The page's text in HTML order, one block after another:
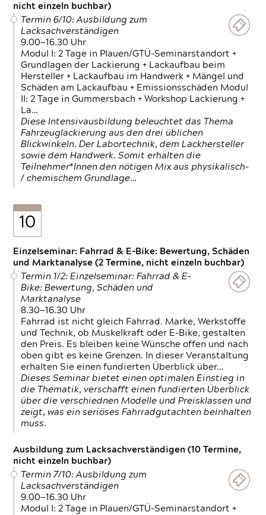
nicht einzeln buchbar)
Termin 6/10: Ausbildung zum
Lacksachverständigen
9.00—16.30 Uhr
Modul I: 2 Tage in Plauen/GTÜ-Seminarstandort +
Grundlagen der Lackierung + Lackaufbau beim
Hersteller + Lackaufbau im Handwerk + Mängel und
Schäden am Lackaufbau + Emissionsschäden Modul
II: 2 Tage in Gummersbach + Workshop Lackierung +
La…
Diese Intensivausbildung beleuchtet das Thema
Fahrzeuglackierung aus den drei üblichen
Blickwinkeln. Der Labortechnik, dem Lackhersteller
sowie dem Handwerk. Somit erhalten die
Teilnehmer*Innen den nötigen Mix aus physikalisch-
/ chemischem Grundlage…
10
Einzelseminar: Fahrrad & E-Bike: Bewertung, Schäden
und Marktanalyse (2 Termine, nicht einzeln buchbar)
Termin 1/2: Einzelseminar: Fahrrad & E-
Bike: Bewertung, Schäden und
Marktanalyse
8.30—16.30 Uhr
Fahrrad ist nicht gleich Fahrrad. Marke, Werkstoffe
und Technik, ob Muskelkraft oder E-Bike, gestalten
den Preis. Es bleiben keine Wünsche offen und nach
oben gibt es keine Grenzen. In dieser Veranstaltung
erhalten Sie einen fundierten Überblick über…
Dieses Seminar bietet einen optimalen Einstieg in
die Thematik, verschafft einen fundierten Überblick
über die verschiednen Modelle und Preisklassen und
zeigt, was ein seriöses Fahrradgutachten beinhalten
muss.
Ausbildung zum Lacksachverständigen (10 Termine,
nicht einzeln buchbar)
Termin 7/10: Ausbildung zum
Lacksachverständigen
9.00—16.30 Uhr
Modul I: 2 Tage in Plauen/GTÜ-Seminarstandort +